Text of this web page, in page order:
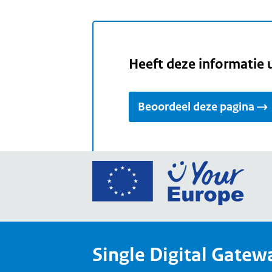
Heeft deze informatie
Beoordeel deze pagina
Ga
Your
Single Digital